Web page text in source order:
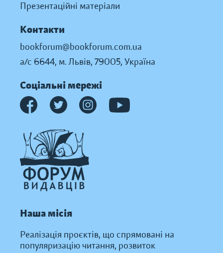
Презентаційні матеріали
Контакти
bookforum@bookforum.com.ua
а/с 6644, м. Львів, 79005, Україна
Соціальні мережі
Наша місія
Реалізація проєктів, що спрямовані на
популяризацію читання, розвиток